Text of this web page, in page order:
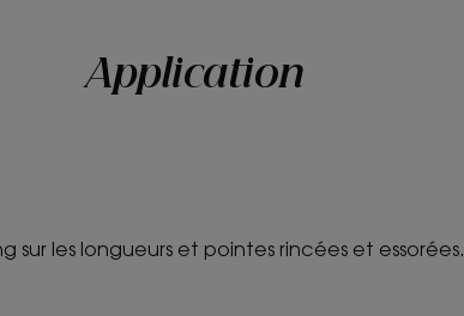
Application
sur les longueurs et pointes rincées et essorées.